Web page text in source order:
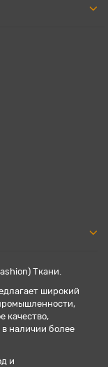
Ткани.
широкий
качество,
в наличии более
и